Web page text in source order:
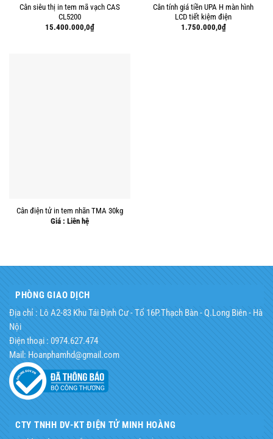
Cân siêu thị in tem mã vạch CAS
CL5200
15.400.000,0₫
Cân tính giá tiền UPA H màn hình
LCD tiết kiệm điện
1.750.000,0₫
Cân điện tử in tem nhãn TMA 30kg
Giá : Liên hệ
PHÒNG GIAO DỊCH
Địa chỉ : Lô A2-83 Khu Tái Định Cư - Tổ 16P.Thạch Bàn - Q.Long Biên - Hà
Nội
Điện thoại : 0974.627.474
Mail: Hoanphamhd@gmail.com
CTY TNHH DV-KT ĐIỆN TỬ MINH HOÀNG